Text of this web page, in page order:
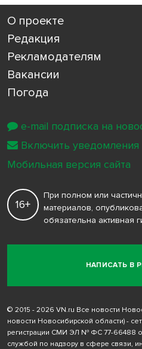
О проекте
Редакция
Рекламодателям
Вакансии
Погода
НАПИСАТЬ В
16+
При полном или
материалов,
обязательна активная
© 2015 - 2026 VN.ru Все новости
новости Новосибирской области) -
регистрации СМИ ЭЛ № ФС 77-66488
службой по надзору в сфере связи,
e-mail подписка на
Включить уведомления
Мобильная версия сайта